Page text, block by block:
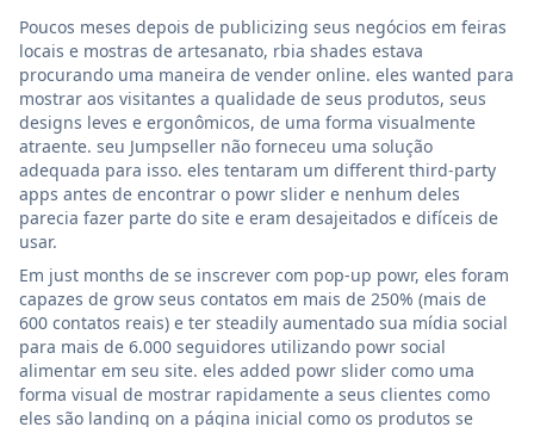
Poucos meses depois de publicizing seus negócios em feiras
locais e mostras de artesanato, rbia shades estava
procurando uma maneira de vender online. eles wanted para
mostrar aos visitantes a qualidade de seus produtos, seus
designs leves e ergonômicos, de uma forma visualmente
atraente. seu Jumpseller não forneceu uma solução
adequada para isso. eles tentaram um different third-party
apps antes de encontrar o powr slider e nenhum deles
parecia fazer parte do site e eram desajeitados e difíceis de
usar.
Em just months de se inscrever com pop-up powr, eles foram
capazes de grow seus contatos em mais de 250% (mais de
600 contatos reais) e ter steadily aumentado sua mídia social
para mais de 6.000 seguidores utilizando powr social
alimentar em seu site. eles added powr slider como uma
forma visual de mostrar rapidamente a seus clientes como
eles são landing on a página inicial como os produtos se